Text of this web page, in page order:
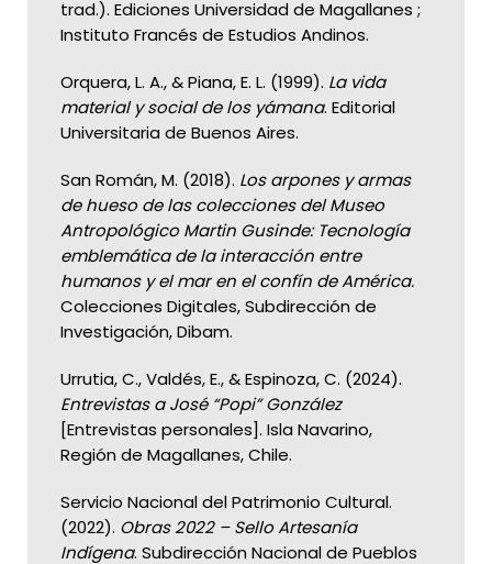
trad.). Ediciones Universidad de Magallanes ;
Instituto Francés de Estudios Andinos.
Orquera, L. A., & Piana, E. L. (1999). La vida
material y social de los yámana. Editorial
Universitaria de Buenos Aires.
San Román, M. (2018). Los arpones y armas
de hueso de las colecciones del Museo
Antropológico Martin Gusinde: Tecnología
emblemática de la interacción entre
humanos y el mar en el confín de América.
Colecciones Digitales, Subdirección de
Investigación, Dibam.
Urrutia, C., Valdés, E., & Espinoza, C. (2024).
Entrevistas a José “Popi” González
[Entrevistas personales]. Isla Navarino,
Región de Magallanes, Chile.
Servicio Nacional del Patrimonio Cultural.
(2022). Obras 2022 – Sello Artesanía
Indígena. Subdirección Nacional de Pueblos